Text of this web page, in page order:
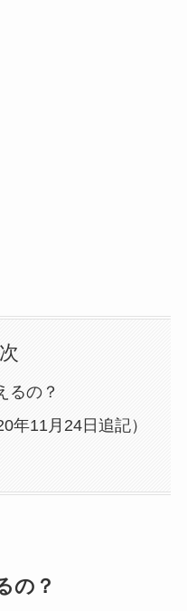
るの？
年11月24日追記）
の？